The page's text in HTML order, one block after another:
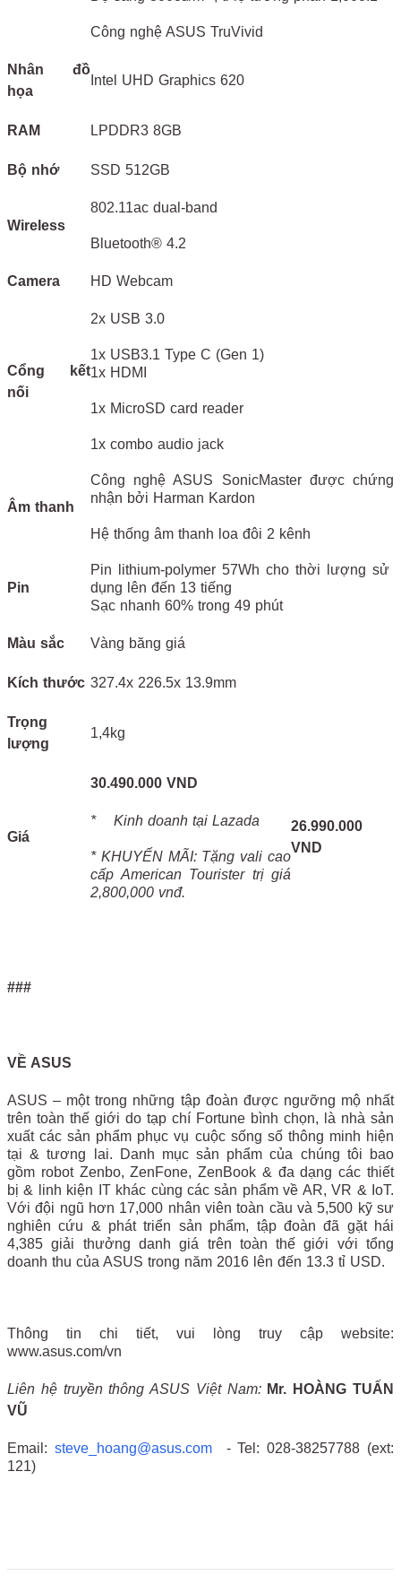
Công nghệ ASUS TruVivid
Nhân đồ
họa
Intel UHD Graphics 620
RAM LPDDR3 8GB
Bộ nhớ SSD 512GB
Wireless
802.11ac dual-band
Bluetooth® 4.2
Camera HD Webcam
Cổng kết
nối
2x USB 3.0
1x USB3.1 Type C (Gen 1)
1x HDMI
1x MicroSD card reader
1x combo audio jack
Âm thanh
Công nghệ ASUS SonicMaster được chứng
nhận bởi Harman Kardon
Hệ thống âm thanh loa đôi 2 kênh
Pin
Pin lithium-polymer 57Wh cho thời lượng sử
dụng lên đến 13 tiếng
Sạc nhanh 60% trong 49 phút
Màu sắc Vàng băng giá
Kích thước 327.4x 226.5x 13.9mm
Trọng
lượng
1,4kg
Giá
30.490.000 VND
* Kinh doanh tại Lazada
* KHUYẾN MÃI: Tặng vali cao
cấp American Tourister trị giá
2,800,000 vnđ.
26.990.000
VND
###
VỀ ASUS
ASUS – một trong những tập đoàn được ngưỡng mộ nhất
trên toàn thế giới do tạp chí Fortune bình chọn, là nhà sản
xuất các sản phẩm phục vụ cuộc sống số thông minh hiện
tại & tương lai. Danh mục sản phẩm của chúng tôi bao
gồm robot Zenbo, ZenFone, ZenBook & đa dạng các thiết
bị & linh kiện IT khác cùng các sản phẩm về AR, VR & IoT.
Với đội ngũ hơn 17,000 nhân viên toàn cầu và 5,500 kỹ sư
nghiên cứu & phát triển sản phẩm, tập đoàn đã gặt hái
4,385 giải thưởng danh giá trên toàn thế giới với tổng
doanh thu của ASUS trong năm 2016 lên đến 13.3 tỉ USD.
Thông tin chi tiết, vui lòng truy cập website:
www.asus.com/vn
Liên hệ truyền thông ASUS Việt Nam:Mr. HOÀNG TUẤN
VŨ
Email: steve_hoang@asus.com- Tel: 028-38257788 (ext:
121)